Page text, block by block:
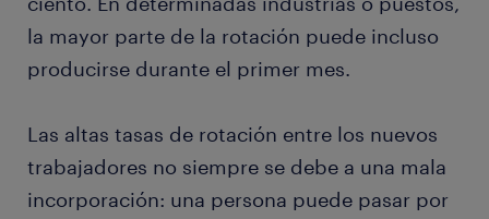
la mayor parte de la rotación puede incluso
producirse durante el primer mes.
Las altas tasas de rotación entre los nuevos
trabajadores no siempre se debe a una mala
incorporación: una persona puede pasar por